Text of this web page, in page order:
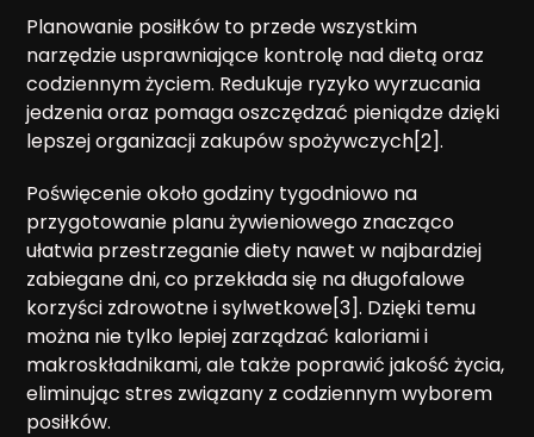
Planowanie posiłków to przede wszystkim
narzędzie usprawniające kontrolę nad dietą oraz
codziennym życiem. Redukuje ryzyko wyrzucania
jedzenia oraz pomaga oszczędzać pieniądze dzięki
lepszej organizacji zakupów spożywczych[2].
Poświęcenie około godziny tygodniowo na
przygotowanie planu żywieniowego znacząco
ułatwia przestrzeganie diety nawet w najbardziej
zabiegane dni, co przekłada się na długofalowe
korzyści zdrowotne i sylwetkowe[3]. Dzięki temu
można nie tylko lepiej zarządzać kaloriami i
makroskładnikami, ale także poprawić jakość życia,
eliminując stres związany z codziennym wyborem
posiłków.